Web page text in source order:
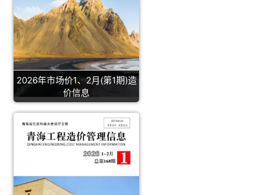
2026年市场价1、2月(第1期)造
价信息